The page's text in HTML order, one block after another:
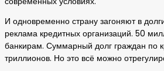
И одновременно страну загоняют в
реклама кредитных организаций. 50
банкирам. Суммарный долг граждан по
триллионов. Но это всё можно